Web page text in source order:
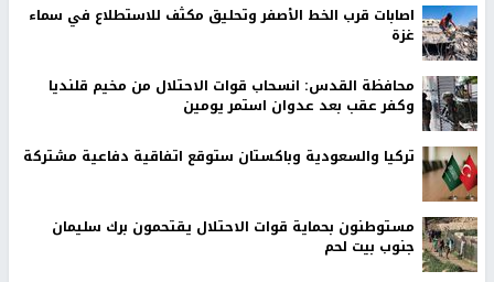
اصابات قرب الخط الأصفر وتحليق مكثف للاستطلاع في سماء
غزة
محافظة القدس: انسحاب قوات الاحتلال من مخيم قلنديا
وكفر عقب بعد عدوان استمر يومين
تركيا والسعودية وباكستان ستوقع اتفاقية دفاعية مشتركة
مستوطنون بحماية قوات الاحتلال يقتحمون برك سليمان
جنوب بيت لحم